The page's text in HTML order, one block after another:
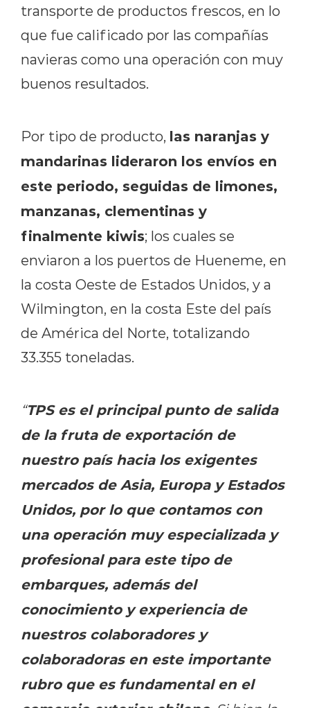
transporte de productos frescos, en lo
que fue calificado por las compañías
navieras como una operación con muy
buenos resultados.
Por tipo de producto, las naranjas y
mandarinas lideraron los envíos en
este periodo, seguidas de limones,
manzanas, clementinas y
finalmente kiwis; los cuales se
enviaron a los puertos de Hueneme, en
la costa Oeste de Estados Unidos, y a
Wilmington, en la costa Este del país
de América del Norte, totalizando
33.355 toneladas.
“TPS es el principal punto de salida
de la fruta de exportación de
nuestro país hacia los exigentes
mercados de Asia, Europa y Estados
Unidos, por lo que contamos con
una operación muy especializada y
profesional para este tipo de
embarques, además del
conocimiento y experiencia de
nuestros colaboradores y
colaboradoras en este importante
rubro que es fundamental en el